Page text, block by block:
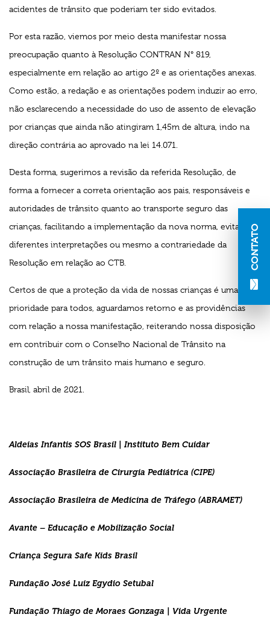
acidentes de trânsito que poderiam ter sido evitados.
Por esta razão, viemos por meio desta manifestar nossa
preocupação quanto à Resolução CONTRAN N° 819,
especialmente em relação ao artigo 2º e as orientações anexas.
Como estão, a redação e as orientações podem induzir ao erro,
não esclarecendo a necessidade do uso de assento de elevação
por crianças que ainda não atingiram 1,45m de altura, indo na
direção contrária ao aprovado na lei 14.071.
Desta forma, sugerimos a revisão da referida Resolução, de
forma a fornecer a correta orientação aos pais, responsáveis e
autoridades de trânsito quanto ao transporte seguro das
crianças, facilitando a implementação da nova norma, evitando
diferentes interpretações ou mesmo a contrariedade da
Resolução em relação ao CTB.
Certos de que a proteção da vida de nossas crianças é uma
prioridade para todos, aguardamos retorno e as providências
com relação a nossa manifestação, reiterando nossa disposição
em contribuir com o Conselho Nacional de Trânsito na
construção de um trânsito mais humano e seguro.
Brasil, abril de 2021.
Aldeias Infantis SOS Brasil | Instituto Bem Cuidar
Associação Brasileira de Cirurgia Pediátrica (CIPE)
Associação Brasileira de Medicina de Tráfego (ABRAMET)
Avante – Educação e Mobilização Social
Criança Segura Safe Kids Brasil
Fundação José Luiz Egydio Setubal
Fundação Thiago de Moraes Gonzaga | Vida Urgente
CONTATO